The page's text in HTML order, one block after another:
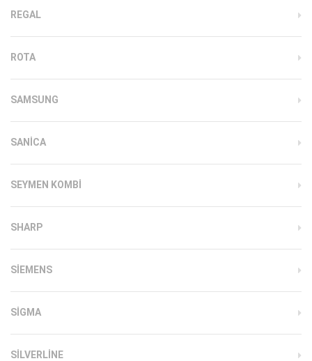
REGAL
ROTA
SAMSUNG
SANICA
SEYMEN KOMBI
SHARP
SIEMENS
SIGMA
SILVERLINE